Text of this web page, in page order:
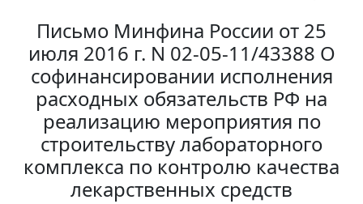
Письмо Минфина России от 25
июля 2016 г. N 02-05-11/43388 О
софинансировании исполнения
расходных обязательств РФ на
реализацию мероприятия по
строительству лабораторного
комплекса по контролю качества
лекарственных средств